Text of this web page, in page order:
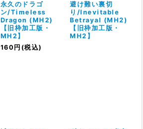
永久のドラゴ
ン/Timeless
Dragon (MH2)
【旧枠加工版・
MH2】
160 円 (税込)
避け難い裏切
り/Inevitable
Betrayal (MH2)
【旧枠加工版・
MH2】